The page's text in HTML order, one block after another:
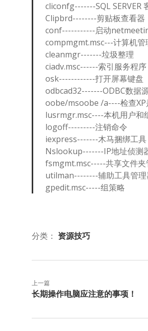
cliconfg-------SQL SERVER
Clipbrd--------剪贴板查看器
conf-----------启动
compmgmt.msc---计算机管
cleanmgr-------垃圾整理
ciadv.msc------索引服务程序
osk------------打开屏幕键盘
odbcad32-------ODBC数据
oobe/msoobe /a----检查XP
lusrmgr.msc----本机用户和
logoff---------注销命令
iexpress-------木马捆绑工
Nslookup-------IP地址侦测
fsmgmt.msc-----共享文件夹
utilman--------辅助工具管理
gpedit.msc-----组策略
分类： 资源技巧
上一篇
长期操作电脑应注意的事项！